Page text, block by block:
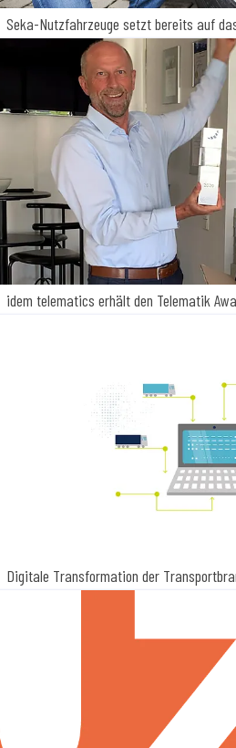
Seka-Nutzfahrzeuge setzt bereits auf
idem telematics erhält den Telematik
Digitale Transformation der